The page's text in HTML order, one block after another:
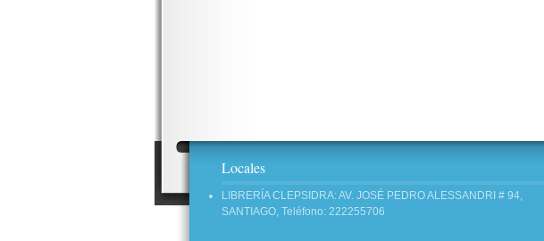
Locales
LIBRERÍA CLEPSIDRA: AV. JOSÉ PEDRO ALESSANDRI # 94,
SANTIAGO, Teléfono: 222255706